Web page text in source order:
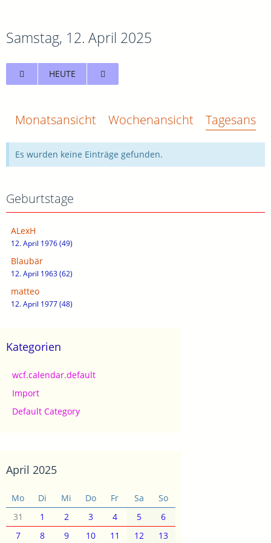
Samstag, 12. April 2025
HEUTE
Monatsansicht Wochenansicht
Es wurden keine Einträge gefunden.
Geburtstage
ALexH
12. April 1976 (49)
Blaubär
12. April 1963 (62)
matteo
12. April 1977 (48)
Kategorien
wcf.calendar.default
Import
Default Category
April 2025
Mo Di Mi Do Fr Sa
So
31
1 2 3 4 5
6
7
8 9 10 11 12 13